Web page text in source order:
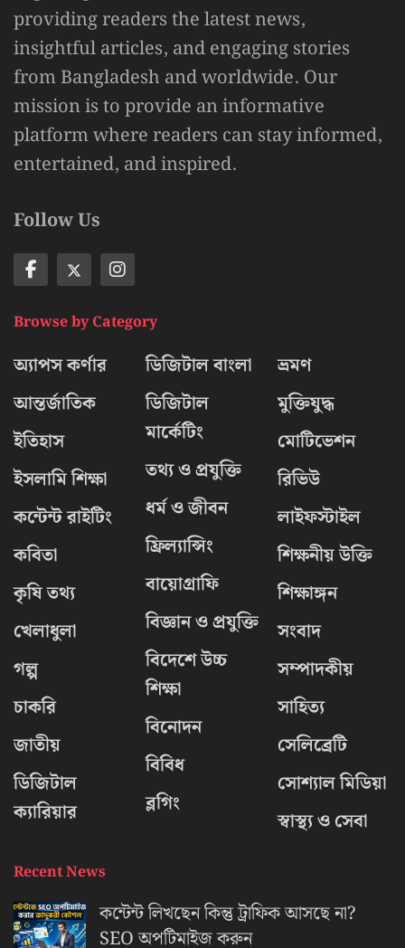
providing readers the latest news,
insightful articles, and engaging stories
from Bangladesh and worldwide. Our
mission is to provide an informative
platform where readers can stay informed,
entertained, and inspired.
Follow Us
Browse by Category
অ্যাপস কর্ণার
আন্তর্জাতিক
ইতিহাস
ইসলামি শিক্ষা
কন্টেন্ট রাইটিং
কবিতা
কৃষি তথ্য
খেলাধুলা
গল্প
চাকরি
জাতীয়
ডিজিটাল
ক্যারিয়ার
ডিজিটাল বাংলা
ডিজিটাল
মার্কেটিং
তথ্য ও প্রযুক্তি
ধর্ম ও জীবন
ফ্রিল্যান্সিং
বায়োগ্রাফি
বিজ্ঞান ও প্রযুক্তি
বিদেশে উচ্চ
শিক্ষা
বিনোদন
বিবিধ
ব্লগিং
ভ্রমণ
মুক্তিযুদ্ধ
মোটিভেশন
রিভিউ
লাইফস্টাইল
শিক্ষনীয় উক্তি
শিক্ষাঙ্গন
সংবাদ
সম্পাদকীয়
সাহিত্য
সেলিব্রেটি
সোশ্যাল মিডিয়া
স্বাস্থ্য ও সেবা
Recent News
কন্টেন্ট লিখছেন কিন্তু ট্রাফিক আসছে না?
‍SEO অপটিমাইজ করুন